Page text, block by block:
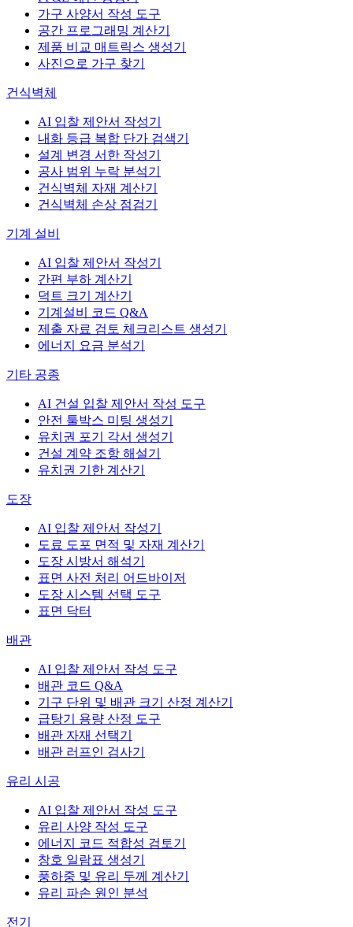
가구 사양서 작성 도구
공간 프로그래밍 계산기
제품 비교 매트릭스 생성기
사진으로 가구 찾기
건식벽체
AI 입찰 제안서 작성기
내화 등급 복합 단가 검색기
설계 변경 서한 작성기
공사 범위 누락 분석기
건식벽체 자재 계산기
건식벽체 손상 점검기
기계 설비
AI 입찰 제안서 작성기
간편 부하 계산기
덕트 크기 계산기
기계설비 코드 Q&A
제출 자료 검토 체크리스트 생성기
에너지 요금 분석기
기타 공종
AI 건설 입찰 제안서 작성 도구
안전 툴박스 미팅 생성기
유치권 포기 각서 생성기
건설 계약 조항 해설기
유치권 기한 계산기
도장
AI 입찰 제안서 작성기
도료 도포 면적 및 자재 계산기
도장 시방서 해석기
표면 사전 처리 어드바이저
도장 시스템 선택 도구
표면 닥터
배관
AI 입찰 제안서 작성 도구
배관 코드 Q&A
기구 단위 및 배관 크기 산정 계산기
급탕기 용량 산정 도구
배관 자재 선택기
배관 러프인 검사기
유리 시공
AI 입찰 제안서 작성 도구
유리 사양 작성 도구
에너지 코드 적합성 검토기
창호 일람표 생성기
풍하중 및 유리 두께 계산기
유리 파손 원인 분석
전기